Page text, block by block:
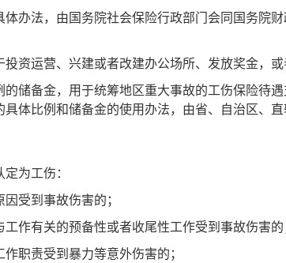
办法，由国务院社会保险行政部门会同国务院
资运营、兴建或者改建办公场所、发放奖金，或
储备金，用于统筹地区重大事故的工伤保险待
体比例和储备金的使用办法，由省、自治区、直
为工伤：
受到事故伤害的；
作有关的预备性或者收尾性工作受到事故伤害的
职责受到暴力等意外伤害的；